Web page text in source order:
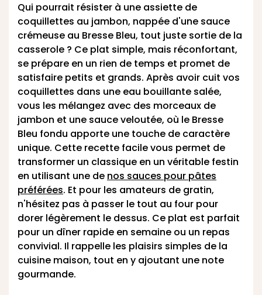
Qui pourrait résister à une assiette de
coquillettes au jambon, nappée d'une sauce
crémeuse au Bresse Bleu, tout juste sortie de la
casserole ? Ce plat simple, mais réconfortant,
se prépare en un rien de temps et promet de
satisfaire petits et grands. Après avoir cuit vos
coquillettes dans une eau bouillante salée,
vous les mélangez avec des morceaux de
jambon et une sauce veloutée, où le Bresse
Bleu fondu apporte une touche de caractère
unique. Cette recette facile vous permet de
transformer un classique en un véritable festin
en utilisant une de nos sauces pour pâtes
préférées. Et pour les amateurs de gratin,
n'hésitez pas à passer le tout au four pour
dorer légèrement le dessus. Ce plat est parfait
pour un dîner rapide en semaine ou un repas
convivial. Il rappelle les plaisirs simples de la
cuisine maison, tout en y ajoutant une note
gourmande.